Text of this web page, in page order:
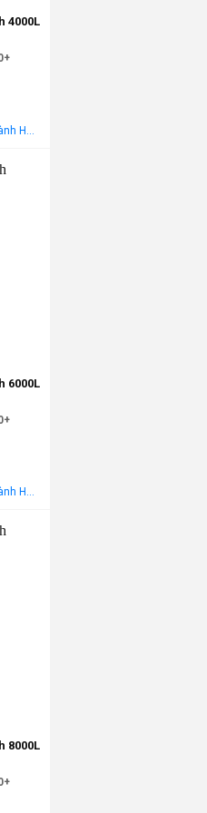
4000L
6000L
Miễn phí vận chuyển nội thành Hà Nội Áp dụng cho khách hàng gọi điện, đến trực tiếp hoặc chat! Tặng gói khảo sát, tư vấn, lắp ráp miễn phí trong khu vực nội thành Hà Nội
8000L